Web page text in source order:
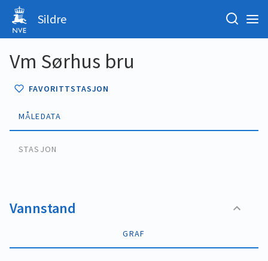
Sildre
Vm Sørhus bru
FAVORITTSTASJON
MÅLEDATA
STASJON
Vannstand
GRAF